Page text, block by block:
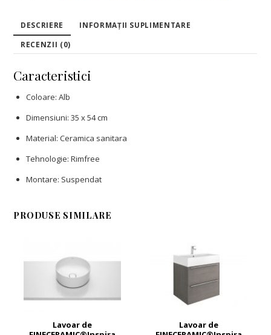
DESCRIERE INFORMAȚII SUPLIMENTARE
RECENZII (0)
Caracteristici
Coloare: Alb
Dimensiuni: 35 x 54 cm
Material: Ceramica sanitara
Tehnologie: Rimfree
Montare: Suspendat
PRODUSE SIMILARE
Lavoar de
Lavoar de